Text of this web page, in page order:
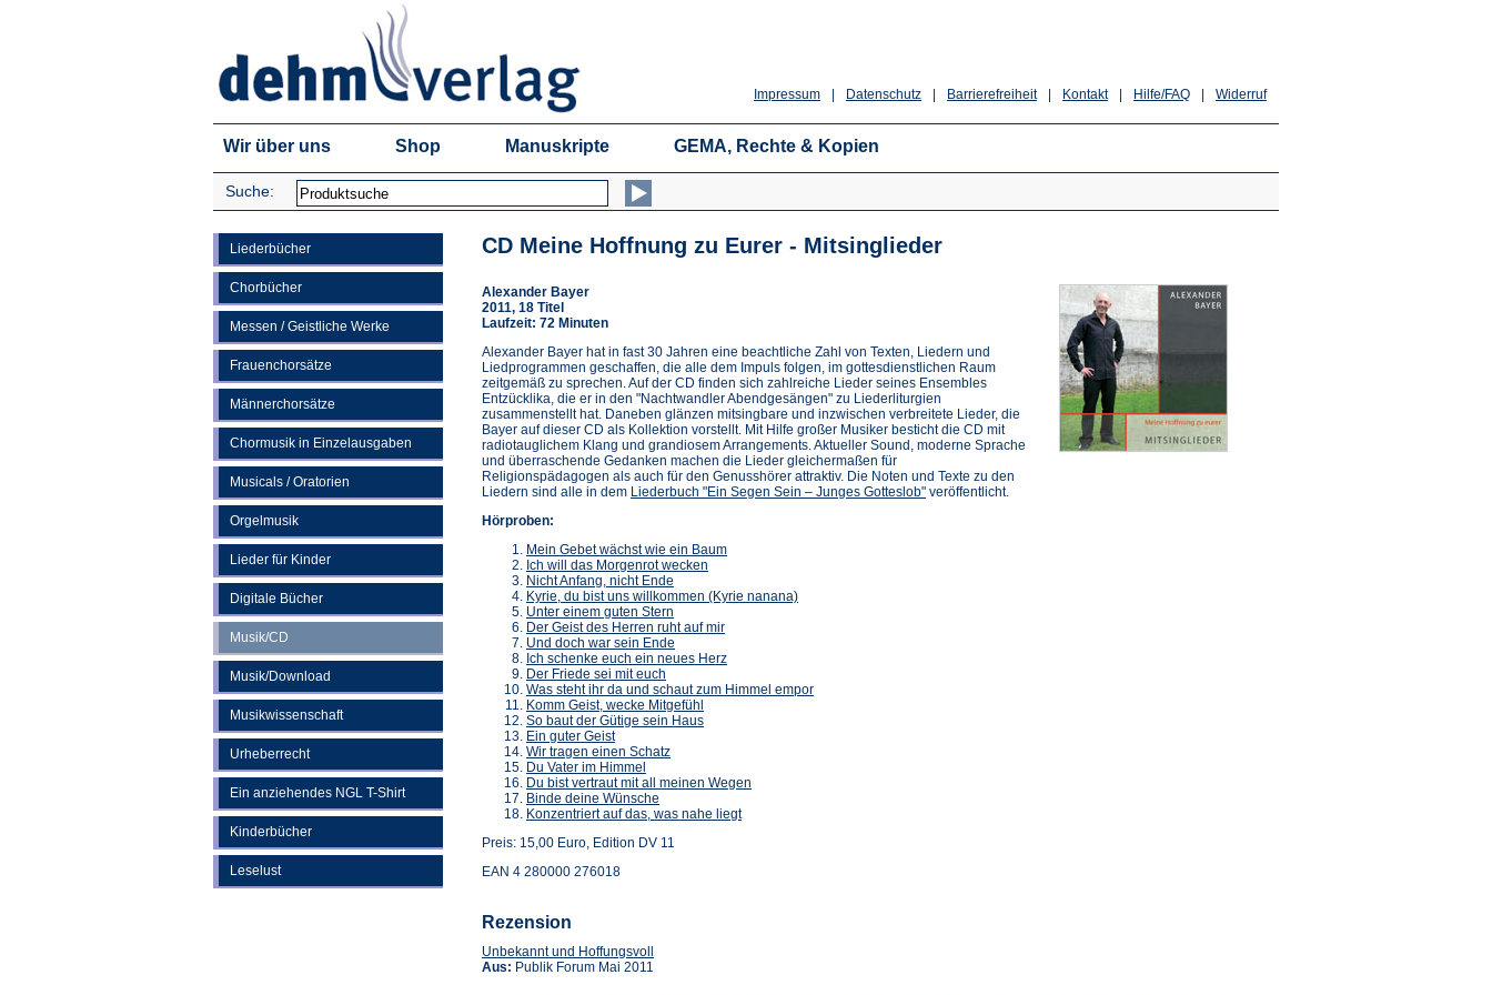
Widerruf
Hilfe/FAQ
Kontakt
Barrierefreiheit
Datenschutz
Impressum
Wir über uns Shop Manuskripte GEMA, Rechte & Kopien
Suche:
Liederbücher
Chorbücher
Messen / Geistliche Werke
Frauenchorsätze
Männerchorsätze
Chormusik in Einzelausgaben
Musicals / Oratorien
Orgelmusik
Lieder für Kinder
Digitale Bücher
Musik/CD
Musik/Download
Musikwissenschaft
Urheberrecht
Ein anziehendes NGL T-Shirt
Kinderbücher
Leselust
CD Meine Hoffnung zu Eurer - Mitsinglieder
Alexander Bayer
2011, 18 Titel
Laufzeit: 72 Minuten
Alexander Bayer hat in fast 30 Jahren eine beachtliche Zahl von Texten, Liedern und
Liedprogrammen geschaffen, die alle dem Impuls folgen, im gottesdienstlichen Raum
zeitgemäß zu sprechen. Auf der CD finden sich zahlreiche Lieder seines Ensembles
Entzücklika, die er in den "Nachtwandler Abendgesängen" zu Liederliturgien
zusammenstellt hat. Daneben glänzen mitsingbare und inzwischen verbreitete Lieder, die
Bayer auf dieser CD als Kollektion vorstellt. Mit Hilfe großer Musiker besticht die CD mit
radiotauglichem Klang und grandiosem Arrangements. Aktueller Sound, moderne Sprache
und überraschende Gedanken machen die Lieder gleichermaßen für
Religionspädagogen als auch für den Genusshörer attraktiv. Die Noten und Texte zu den
Liedern sind alle in dem Liederbuch "Ein Segen Sein – Junges Gotteslob" veröffentlicht.
Hörproben:
Mein Gebet wächst wie ein Baum
Ich will das Morgenrot wecken
Nicht Anfang, nicht Ende
Kyrie, du bist uns willkommen (Kyrie nanana)
Unter einem guten Stern
Der Geist des Herren ruht auf mir
Und doch war sein Ende
Ich schenke euch ein neues Herz
Der Friede sei mit euch
Was steht ihr da und schaut zum Himmel empor
Komm Geist, wecke Mitgefühl
So baut der Gütige sein Haus
Ein guter Geist
Wir tragen einen Schatz
Du Vater im Himmel
Du bist vertraut mit all meinen Wegen
Binde deine Wünsche
Konzentriert auf das, was nahe liegt
Preis: 15,00 Euro, Edition DV 11
EAN 4 280000 276018
Rezension
Unbekannt und Hoffungsvoll
Aus: Publik Forum Mai 2011